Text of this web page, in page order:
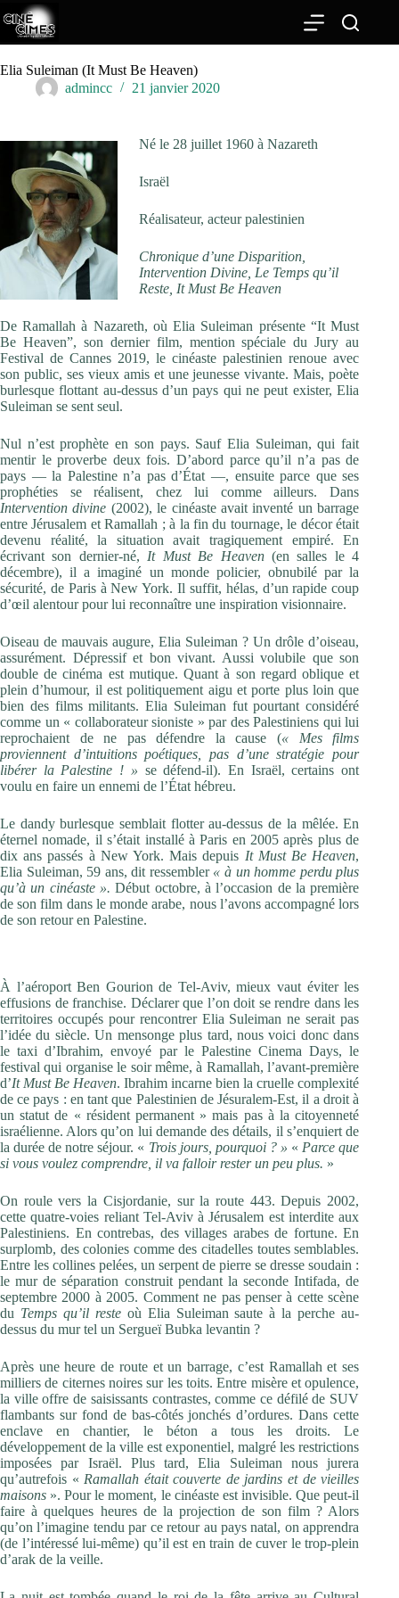
Passer
au
contenu
Elia Suleiman (It Must Be Heaven)
admincc
21 janvier 2020
Né le 28 juillet 1960 à Nazareth
Israël
Réalisateur, acteur palestinien
Chronique d’une Disparition,
Intervention Divine, Le Temps qu’il
Reste, It Must Be Heaven
De Ramallah à Nazareth, où Elia Suleiman présente “It Must
Be Heaven”, son dernier film, mention spéciale du Jury au
Festival de Cannes 2019, le cinéaste palestinien renoue avec
son public, ses vieux amis et une jeunesse vivante. Mais, poète
burlesque flottant au-dessus d’un pays qui ne peut exister, Elia
Suleiman se sent seul.
Nul n’est prophète en son pays. Sauf Elia Suleiman, qui fait
mentir le proverbe deux fois. D’abord parce qu’il n’a pas de
pays — la Palestine n’a pas d’État —, ensuite parce que ses
prophéties se réalisent, chez lui comme ailleurs. Dans
Intervention divine (2002), le cinéaste avait inventé un barrage
entre Jérusalem et Ramallah ; à la fin du tournage, le décor était
devenu réalité, la situation avait tragiquement empiré. En
écrivant son dernier-né, It Must Be Heaven(en salles le 4
décembre), il a imaginé un monde policier, obnubilé par la
sécurité, de Paris à New York. Il suffit, hélas, d’un rapide coup
d’œil alentour pour lui reconnaître une inspiration visionnaire.
Oiseau de mauvais augure, Elia Suleiman ? Un drôle d’oiseau,
assurément. Dépressif et bon vivant. Aussi volubile que son
double de cinéma est mutique. Quant à son regard oblique et
plein d’humour, il est politiquement aigu et porte plus loin que
bien des films militants. Elia Suleiman fut pourtant considéré
comme un « collaborateur sioniste » par des Palestiniens qui lui
reprochaient de ne pas défen­dre la cause (« Mes films
proviennent d’intuitions ­poétiques, pas d’une stratégie pour
libérer la Palestine ! » se défend-il). En Israël, certains ont
voulu en faire un ennemi de l’État ­hébreu.
Le dandy burlesque semblait flotter au-dessus de la mêlée. En
éternel nomade, il s’était installé à Paris en 2005 après plus de
dix ans passés à New York. Mais depuis It Must Be Heaven,
Elia Suleiman, 59 ans, dit ressembler « à un homme perdu plus
qu’à un cinéaste ». Début octobre, à l’occasion de la première
de son film dans le monde arabe, nous l’avons accompagné lors
de son retour en Palestine.
À l’aéroport Ben Gourion de Tel-Aviv, mieux vaut éviter les
effusions de franchise. Déclarer que l’on doit se rendre dans les
territoires occupés pour rencontrer Elia Suleiman ne serait pas
l’idée du siècle. Un mensonge plus tard, nous voici donc dans
le taxi d’Ibrahim, envoyé par le Palestine ­Cinema Days, le
festival qui organise le soir même, à Ramallah, l’avant-première
d’It Must Be Heaven. Ibrahim incarne bien la cruelle complexité
de ce pays : en tant que Palestinien de Jésuralem-Est, il a droit à
un statut de « résident permanent » mais pas à la citoyenneté
israélienne. Alors qu’on lui demande des détails, il s’enquiert de
la durée de notre séjour. « Trois jours, pourquoi ? » « Parce que
si vous voulez comprendre, il va falloir rester un peu plus. »
On roule vers la Cisjordanie, sur la route 443. Depuis 2002,
cette quatre-voies reliant Tel-Aviv à Jérusalem est interdite aux
Palestiniens. En contrebas, des villages arabes de fortune. En
surplomb, des colonies comme des citadelles toutes semblables.
Entre les collines pelées, un serpent de pierre se dresse soudain :
le mur de séparation construit pendant la seconde Intifada, de
septembre 2000 à 2005. Comment ne pas penser à cette scène
du Temps qu’il reste où Elia Suleiman saute à la perche au-
dessus du mur tel un Sergueï Bubka levantin ?
Après une heure de route et un barrage, c’est Ramallah et ses
milliers de citernes noires sur les toits. Entre misère et opulence,
la ville offre de saisissants contrastes, comme ce défilé de SUV
flambants sur fond de bas-côtés jonchés d’ordures. Dans cette
enclave en chantier, le béton a tous les droits. Le
développement de la ville est exponentiel, malgré les restrictions
imposées par Israël. Plus tard, Elia Suleiman nous jurera
qu’autrefois « Ramallah était couverte de jardins et de vieilles
maisons ». Pour le moment, le cinéaste est invisible. Que peut-il
faire à quelques heures de la projection de son film ? Alors
qu’on l’imagine tendu par ce retour au pays natal, on apprendra
(de l’intéressé lui-même) qu’il est en train de cuver le trop-plein
d’arak de la veille.